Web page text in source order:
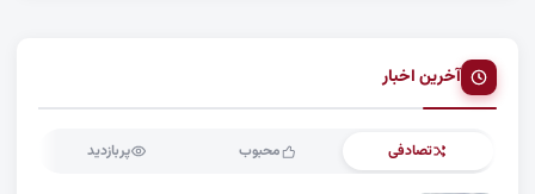
آخرین اخبار
تصادفی محبوب پربازدید